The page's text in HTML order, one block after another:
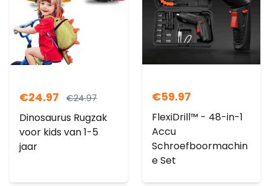
€24.97 €24.97
Dinosaurus Rugzak
voor kids van 1-5
jaar
€59.97
FlexiDrill™ - 48-in-1
Accu
Schroefboormachin
e Set